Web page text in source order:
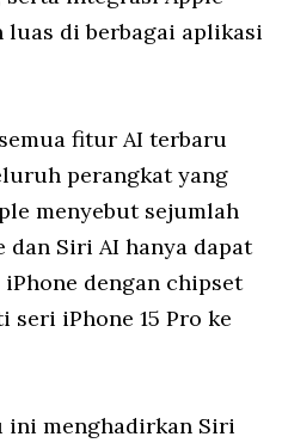
di berbagai aplikasi
fitur AI terbaru
perangkat yang
menyebut sejumlah
Siri AI hanya dapat
dengan chipset
seri iPhone 15 Pro ke
ini menghadirkan Siri